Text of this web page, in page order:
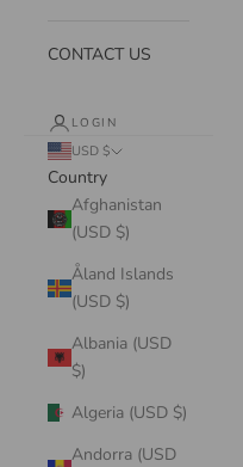
CONTACT US
LOGIN
USD $
Country
Afghanistan
(USD $)
Åland Islands
(USD $)
Albania (USD
$)
Algeria (USD $)
Andorra (USD